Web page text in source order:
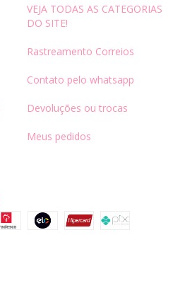
VEJA TODAS AS CATEGORIAS
DO SITE!
Rastreamento Correios
Contato pelo whatsapp
Devoluções ou trocas
Meus pedidos